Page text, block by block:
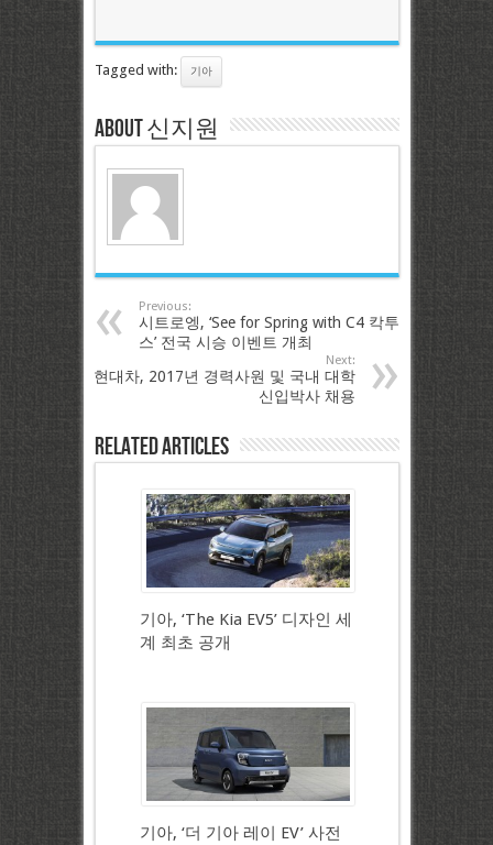
Tagged with: 기아
About 신지원
Previous:
시트로엥, ‘See for Spring with C4 칵투
스’ 전국 시승 이벤트 개최
Next:
현대차, 2017년 경력사원 및 국내 대학
신입박사 채용
Related Articles
기아, ‘The Kia EV5’ 디자인 세
계 최초 공개
기아, ‘더 기아 레이 EV’ 사전